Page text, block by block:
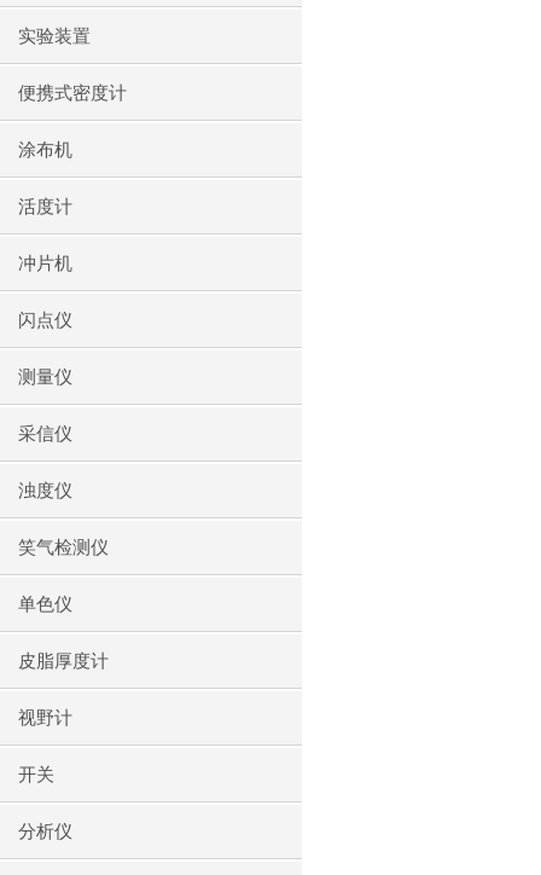
实验装置
便携式密度计
涂布机
活度计
冲片机
闪点仪
测量仪
采信仪
浊度仪
笑气检测仪
单色仪
皮脂厚度计
视野计
开关
分析仪